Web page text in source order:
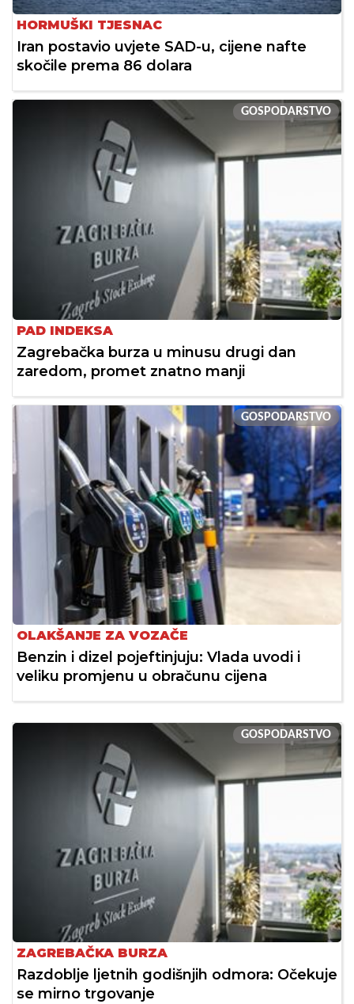
HORMUŠKI TJESNAC
Iran postavio uvjete SAD-u, cijene nafte
skočile prema 86 dolara
GOSPODARSTVO
PAD INDEKSA
Zagrebačka burza u minusu drugi dan
zaredom, promet znatno manji
GOSPODARSTVO
OLAKŠANJE ZA VOZAČE
Benzin i dizel pojeftinjuju: Vlada uvodi i
veliku promjenu u obračunu cijena
GOSPODARSTVO
ZAGREBAČKA BURZA
Razdoblje ljetnih godišnjih odmora: Očekuje
se mirno trgovanje